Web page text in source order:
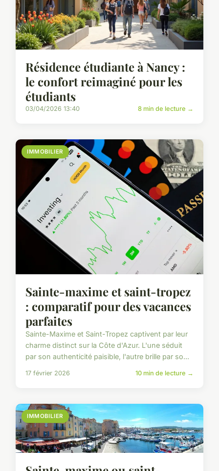
Résidence étudiante à Nancy :
le confort reimaginé pour les
étudiants
03/04/2026 13:40 8 min de lecture →
IMMOBILIER
Sainte-maxime et saint-tropez
: comparatif pour des vacances
parfaites
Sainte-Maxime et Saint-Tropez captivent par leur
charme distinct sur la Côte d'Azur. L'une séduit
par son authenticité paisible, l'autre brille par so...
17 février 2026 10 min de lecture →
IMMOBILIER